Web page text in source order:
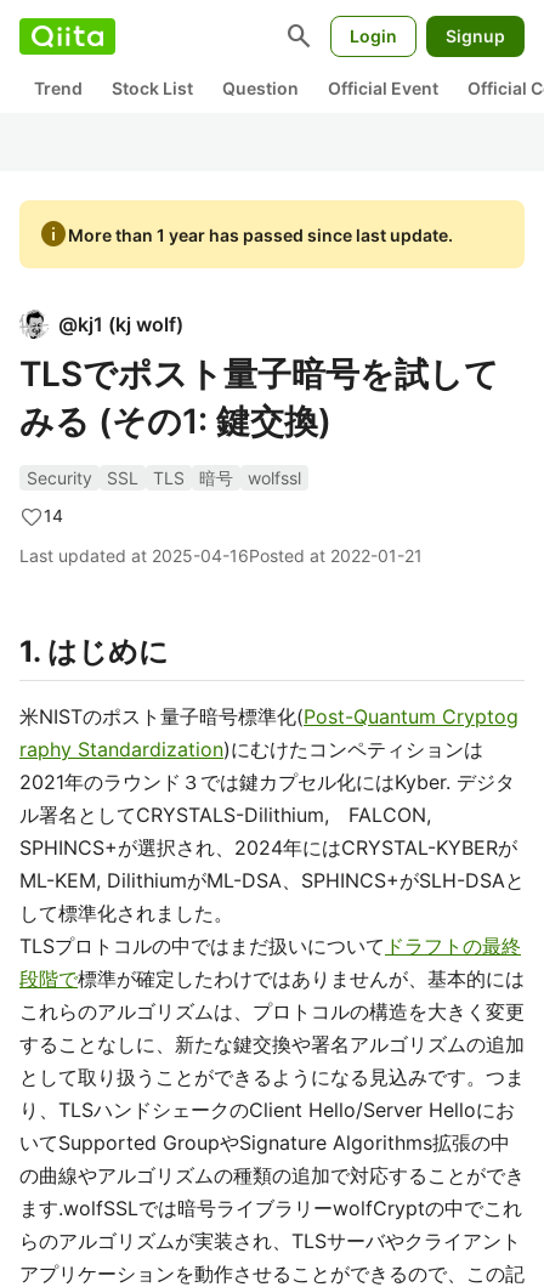
search Login Signup
Trend Stock List Question Official Event Official
infoMore than 1 year has passed since last update.
@kj1 (kj wolf)
TLSでポスト量子暗号を試して
みる (その1: 鍵交換)
Security SSL TLS 暗号
wolfssl
14
Last updated at 2025-04-16Posted at 2022-01-21
1. はじめに
米NISTのポスト量子暗号標準化(Post-Quantum Cryptog
raphy Standardization)にむけたコンペティションは
2021年のラウンド３では鍵カプセル化にはKyber. デジタ
ル署名としてCRYSTALS-Dilithium, FALCON,
SPHINCS+が選択され、2024年にはCRYSTAL-KYBERが
ML-KEM, DilithiumがML-DSA、SPHINCS+がSLH-DSAと
して標準化されました。
TLSプロトコルの中ではまだ扱いについて ドラフトの最終
段階で標準が確定したわけではありませんが、基本的には
これらのアルゴリズムは、プロトコルの構造を大きく変更
することなしに、新たな鍵交換や署名アルゴリズムの追加
として取り扱うことができるようになる見込みです。つま
り、TLSハンドシェークのClient Hello/Server Helloにお
いてSupported GroupやSignature Algorithms拡張の中
の曲線やアルゴリズムの種類の追加で対応することができ
ます.wolfSSLでは暗号ライブラリーwolfCryptの中でこれ
らのアルゴリズムが実装され、TLSサーバやクライアント
アプリケーションを動作させることができるので、この記